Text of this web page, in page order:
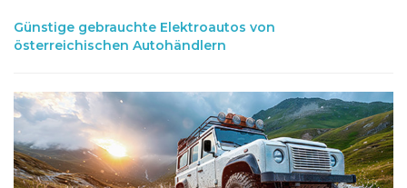
Günstige gebrauchte Elektroautos von
österreichischen Autohändlern